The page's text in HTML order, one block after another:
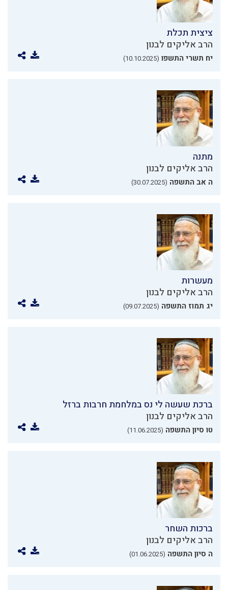
ציצית תכלת
הרב אליקים לבנון
יח תשרי התשפו (10.10.2025)
מתנה
הרב אליקים לבנון
ה אב התשפה (30.07.2025)
מעשרות
הרב אליקים לבנון
יג תמוז התשפה (09.07.2025)
ברכת שעשה לי נס במלחמת חרבות ברזל
הרב אליקים לבנון
טו סיון התשפה (11.06.2025)
ברכות השחר
הרב אליקים לבנון
ה סיון התשפה (01.06.2025)